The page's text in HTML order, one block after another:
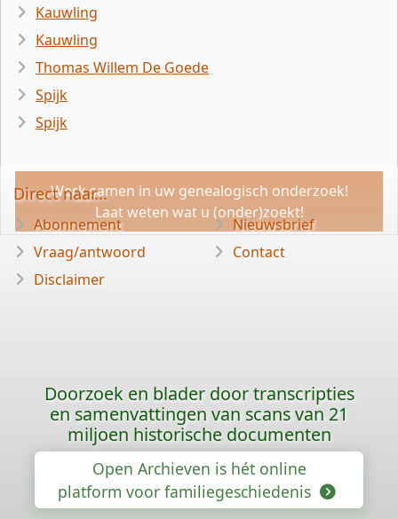
Kauwling
Kauwling
Thomas Willem De Goede
Spijk
Spijk
Werk samen in uw genealogisch onderzoek!
Laat weten wat u (onder)zoekt!
Direct naar...
Abonnement
Vraag/antwoord
Disclaimer
Nieuwsbrief
Contact
Doorzoek en blader door transcripties
en samenvattingen van scans van 21
miljoen historische documenten
Open Archieven is hét online
platform voor familiegeschiedenis